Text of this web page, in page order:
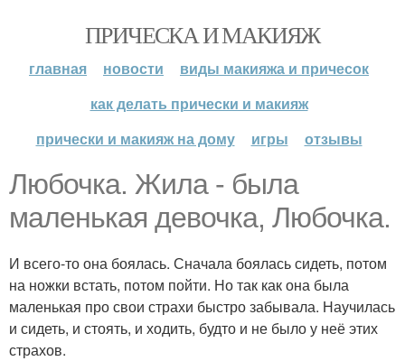
ПРИЧЕСКА И МАКИЯЖ
главная новости
виды макияжа и причесок
как делать прически и макияж
прически и макияж на дому
игры отзывы
Любочка. Жила - была
маленькая девочка, Любочка.
И всего-то она боялась. Сначала боялась сидеть, потом
на ножки встать, потом пойти. Но так как она была
маленькая про свои страхи быстро забывала. Научилась
и сидеть, и стоять, и ходить, будто и не было у неё этих
страхов.